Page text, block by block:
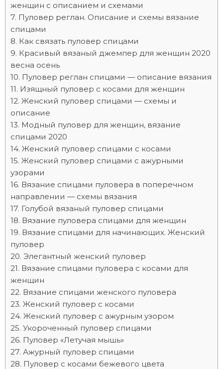
женщин с описанием и схемами
Пуловер реглан. Описание и схемы вязание
спицами
Как связать пуловер спицами
Красивый вязаный джемпер для женщин 2020
весна осень
Пуловер реглан спицами — описание вязания
Изящный пуловер с косами для женщин
Женский пуловер спицами — схемы и
описание
Модный пуловер для женщин, вязание
спицами 2020
Женский пуловер спицами с косами
Женский пуловер спицами с ажурными
узорами
Вязание спицами пуловера в поперечном
направлении — схемы вязания
Голубой вязаный пуловер спицами
Вязание пуловера спицами для женщин
Вязание спицами для начинающих. Женский
пуловер
Элегантный женский пуловер
Вязание спицами пуловера с косами для
женщин
Вязание спицами женского пуловера
Женский пуловер с косами
Женский пуловер с ажурным узором
Укороченный пуловер спицами
Пуловер «Летучая мышь»
Ажурный пуловер спицами
Пуловер с косами бежевого цвета